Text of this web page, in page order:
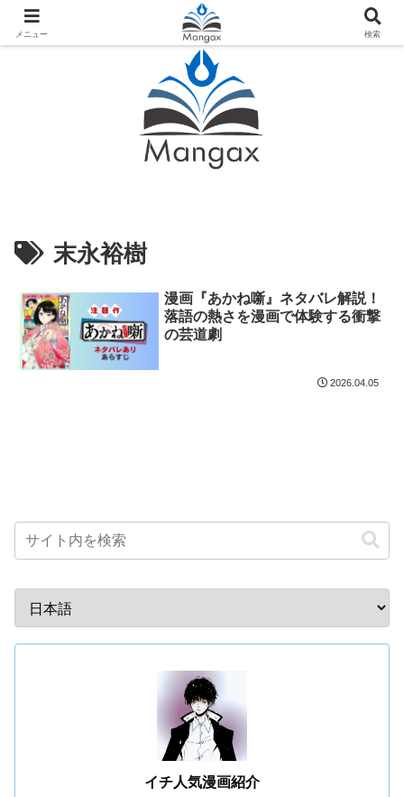
人気おすすめ漫画紹介ならMangax（マンガックス）
末永裕樹
漫画『あかね噺』ネタバレ解説！
落語の熱さを漫画で体験する衝撃
の芸道劇
2026.04.05
イチ人気漫画紹介
メニュー 検索